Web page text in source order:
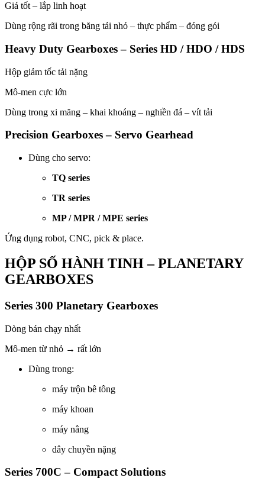
Giá tốt – lắp linh hoạt
Dùng rộng rãi trong băng tải nhỏ – thực phẩm – đóng gói
Heavy Duty Gearboxes – Series HD / HDO / HDS
Hộp giảm tốc tải nặng
Mô-men cực lớn
Dùng trong xi măng – khai khoáng – nghiền đá – vít tải
Precision Gearboxes – Servo Gearhead
Dùng cho servo:
TQ series
TR series
MP / MPR / MPE series
Ứng dụng robot, CNC, pick & place.
HỘP SỐ HÀNH TINH – PLANETARY
GEARBOXES
Series 300 Planetary Gearboxes
Dòng bán chạy nhất
Mô-men từ nhỏ → rất lớn
Dùng trong:
máy trộn bê tông
máy khoan
máy nâng
dây chuyền nặng
Series 700C – Compact Solutions